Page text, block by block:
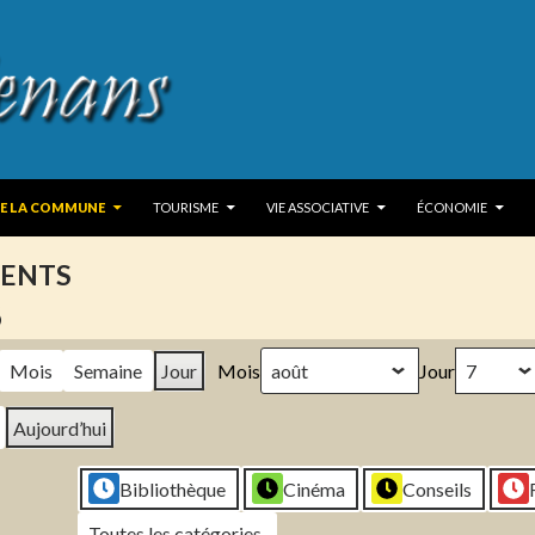
LA COMMUNE
TOURISME VIE ASSOCIATIVE ÉCONOMIE
Mois Semaine Jour Mois Jour
Aujourd’hui
Bibliothèque Cinéma Conseils